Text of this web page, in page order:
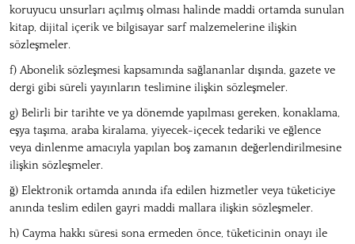
koruyucu unsurları açılmış olması halinde maddi ortamda sunulan
kitap, dijital içerik ve bilgisayar sarf malzemelerine ilişkin
sözleşmeler.
f) Abonelik sözleşmesi kapsamında sağlananlar dışında, gazete ve
dergi gibi süreli yayınların teslimine ilişkin sözleşmeler.
g) Belirli bir tarihte ve ya dönemde yapılması gereken, konaklama,
eşya taşıma, araba kiralama, yiyecek-içecek tedariki ve eğlence
veya dinlenme amacıyla yapılan boş zamanın değerlendirilmesine
ilişkin sözleşmeler.
ğ) Elektronik ortamda anında ifa edilen hizmetler veya tüketiciye
anında teslim edilen gayri maddi mallara ilişkin sözleşmeler.
h) Cayma hakkı süresi sona ermeden önce, tüketicinin onayı ile